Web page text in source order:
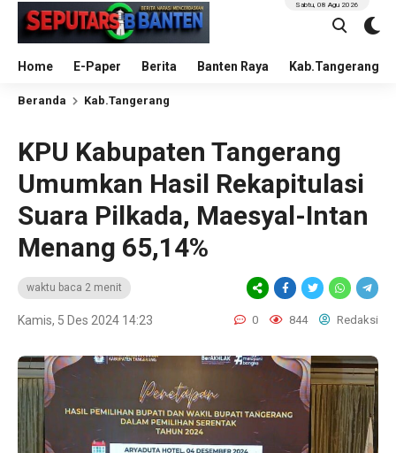
Home E-Paper Berita Banten Raya Kab.Tangerang
Sabtu, 08 Agu 2026
Beranda Kab.Tangerang
KPU Kabupaten Tangerang
Umumkan Hasil Rekapitulasi
Suara Pilkada, Maesyal-Intan
Menang 65,14%
waktu baca 2 menit
Kamis, 5 Des 2024 14:23 0 844 Redaksi